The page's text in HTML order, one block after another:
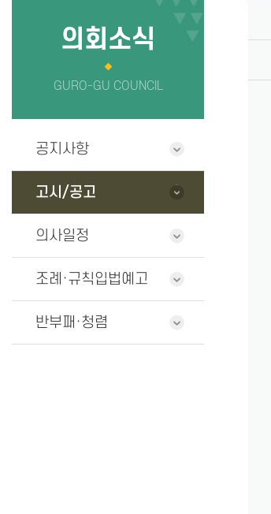
청사안내의회소식
GURO-GU COUNCIL
공지사항
고시/공고
의사일정
조례·규칙입법예고
반부패·청렴